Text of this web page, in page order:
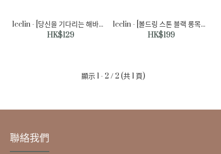
leelin - [당신을 기다리는 해바라기 체인 목걸이]♡韓國女裝頸飾
HK$129
leelin - [볼드링 스톤 블랙 롱목걸이]♡韓國女裝頸飾
HK$199
顯示 1 - 2 / 2 (共 1 頁)
聯絡我們